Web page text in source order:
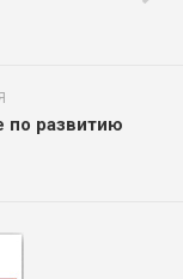
по развитию